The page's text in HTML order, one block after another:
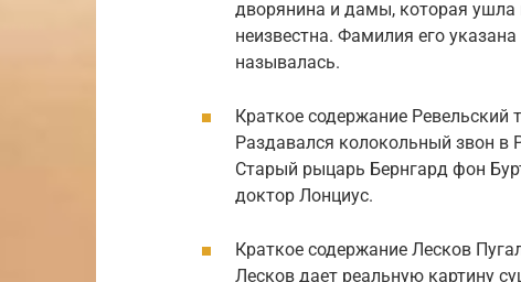
дворянина и дамы, которая ушла
неизвестна. Фамилия его
называлась.
Краткое содержание Ревельский
Раздавался колокольный звон в
Старый рыцарь Бернгард фон
доктор Лонциус.
Краткое содержание Лесков
Лесков дает реальную картину